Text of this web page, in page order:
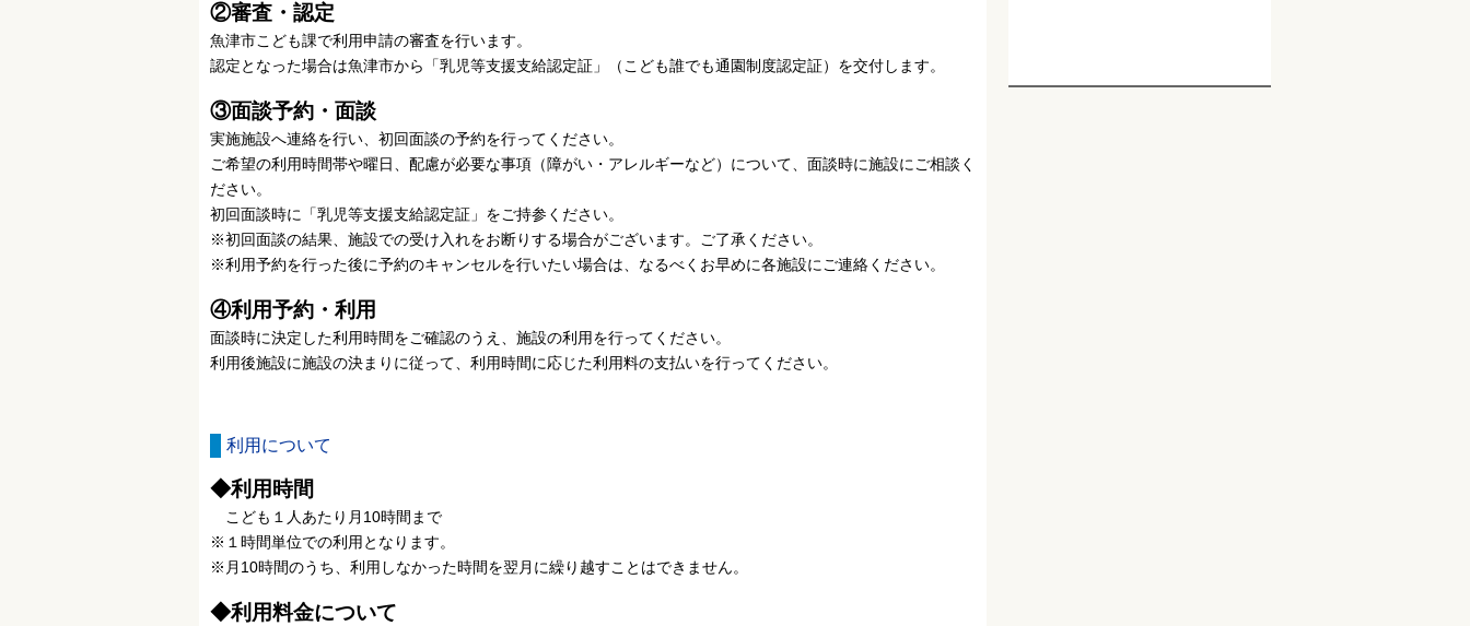
②審査・認定
魚津市こども課で利用申請の審査を行います。
認定となった場合は魚津市から「乳児等支援支給認定証」（こども誰でも通園制度認定証）を交付します。
③面談予約・面談
実施施設へ連絡を行い、初回面談の予約を行ってください。
ご希望の利用時間帯や曜日、配慮が必要な事項（障がい・アレルギーなど）について、面談時に施設にご相談く
ださい。
初回面談時に「乳児等支援支給認定証」をご持参ください。
※初回面談の結果、施設での受け入れをお断りする場合がございます。ご了承ください。
※利用予約を行った後に予約のキャンセルを行いたい場合は、なるべくお早めに各施設にご連絡ください。
④利用予約・利用
面談時に決定した利用時間をご確認のうえ、施設の利用を行ってください。
利用後施設に施設の決まりに従って、利用時間に応じた利用料の支払いを行ってください。
利用について
◆利用時間
こども１人あたり月10時間まで
※１時間単位での利用となります。
※月10時間のうち、利用しなかった時間を翌月に繰り越すことはできません。
◆利用料金について